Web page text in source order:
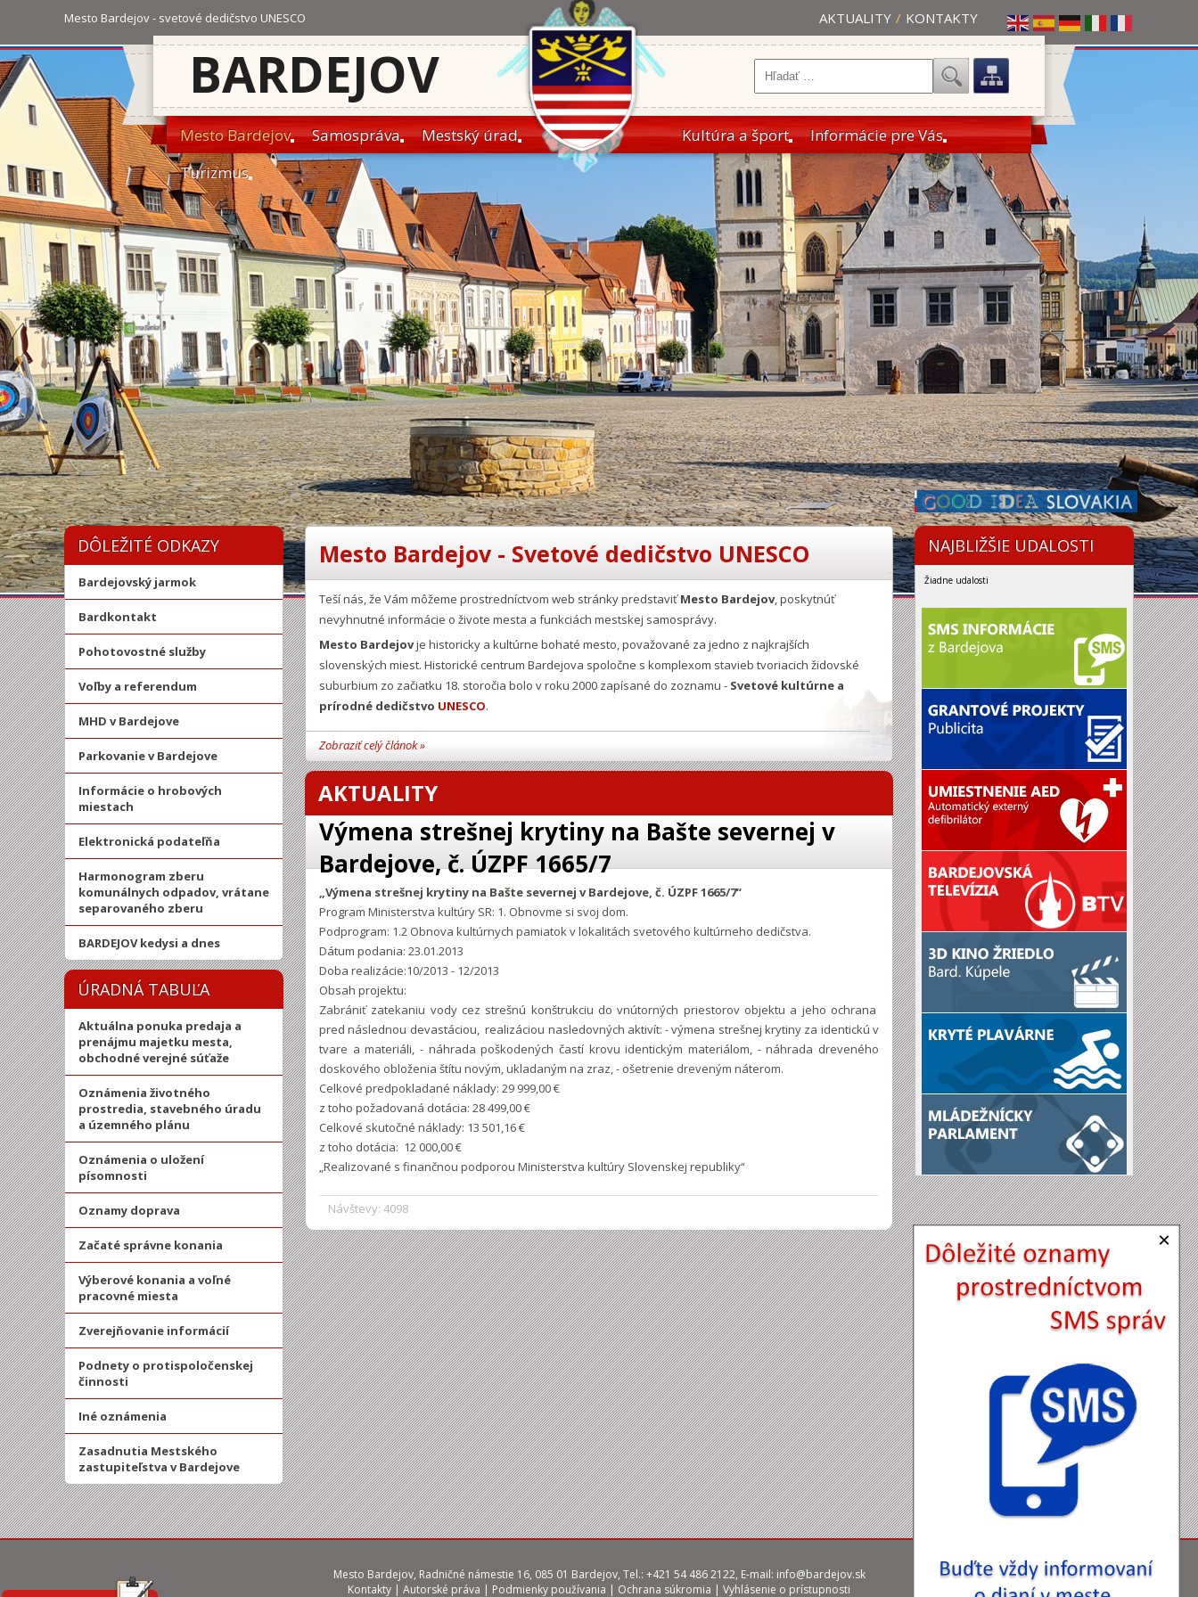
Mesto Bardejov - svetové dedičstvo UNESCO AKTUALITY / KONTAKTY
BARDEJOV
Mesto Bardejov Samospráva Mestský úrad Kultúra a šport
Informácie pre Vás
Turizmus
DÔLEŽITÉ ODKAZY
Bardejovský jarmok
Bardkontakt
Pohotovostné služby
Voľby a referendum
MHD v Bardejove
Parkovanie v Bardejove
Informácie o hrobových
miestach
Elektronická podateľňa
Harmonogram zberu
komunálnych odpadov, vrátane
separovaného zberu
BARDEJOV kedysi a dnes
ÚRADNÁ TABUĽA
Aktuálna ponuka predaja a
prenájmu majetku mesta,
obchodné verejné súťaže
Oznámenia životného
prostredia, stavebného úradu
a územného plánu
Oznámenia o uložení
písomnosti
Oznamy doprava
Začaté správne konania
Výberové konania a voľné
pracovné miesta
Zverejňovanie informácií
Podnety o protispoločenskej
činnosti
Iné oznámenia
Zasadnutia Mestského
zastupiteľstva v Bardejove
Mesto Bardejov - Svetové dedičstvo UNESCO
Teší nás, že Vám môžeme prostredníctvom web stránky predstaviťMesto Bardejov, poskytnúť
nevyhnutné informácie o živote mesta a funkciách mestskej samosprávy.
Mesto Bardejovje historicky a kultúrne bohaté mesto, považované za jedno z najkrajších
slovenských miest. Historické centrum Bardejova spoločne s komplexom stavieb tvoriacich židovské
suburbium zo začiatku 18. storočia bolo v roku 2000 zapísané do zoznamu - Svetové kultúrne a
prírodné dedičstvo UNESCO.
Zobraziť celý článok »
AKTUALITY
Výmena strešnej krytiny na Bašte severnej v
Bardejove, č. ÚZPF 1665/7
Návštevy: 4098
„Výmena strešnej krytiny na Bašte severnej v Bardejove, č. ÚZPF 1665/7“
Program Ministerstva kultúry SR: 1. Obnovme si svoj dom.
Podprogram: 1.2 Obnova kultúrnych pamiatok v lokalitách svetového kultúrneho dedičstva.
Dátum podania: 23.01.2013
Doba realizácie:10/2013 - 12/2013
Obsah projektu:
Zabrániť zatekaniu vody cez strešnú konštrukciu do vnútorných priestorov objektu a jeho ochrana
pred následnou devastáciou, realizáciou nasledovných aktivít: - výmena strešnej krytiny za identickú v
tvare a materiáli, - náhrada poškodených častí krovu identickým materiálom, - náhrada dreveného
doskového obloženia štítu novým, ukladaným na zraz, - ošetrenie dreveným náterom.
Celkové predpokladané náklady: 29 999,00 €
z toho požadovaná dotácia: 28 499,00 €
Celkové skutočné náklady: 13 501,16 €
z toho dotácia: 12 000,00 €
„Realizované s finančnou podporou Ministerstva kultúry Slovenskej republiky“
×
NAJBLIŽŠIE UDALOSTI
Žiadne udalosti
Mesto Bardejov, Radničné námestie 16, 085 01 Bardejov, Tel.: +421 54 486 2122, E-mail: info@bardejov.sk
Kontakty | Autorské práva | Podmienky používania | Ochrana súkromia | Vyhlásenie o prístupnosti